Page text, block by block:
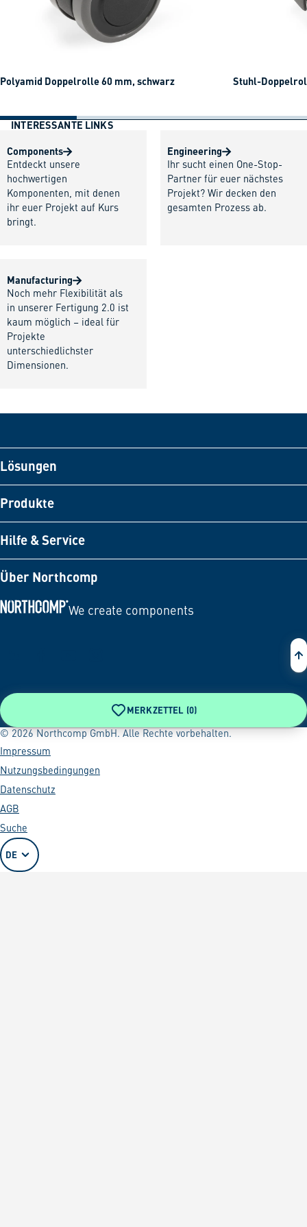
Polyamid Doppelrolle 60 mm, schwarz Stuhl-
INTERESSANTE LINKS
Components
Entdeckt unsere
hochwertigen
Komponenten, mit denen
ihr euer Projekt auf Kurs
bringt.
Engineering
Ihr sucht einen One-Stop-
Partner für euer nächstes
Projekt? Wir decken den
gesamten Prozess ab.
Manufacturing
Noch mehr Flexibilität als
in unserer Fertigung 2.0 ist
kaum möglich – ideal für
Projekte
unterschiedlichster
Dimensionen.
Lösungen
Produkte
Hilfe & Service
Über Northcomp
We create components
MERKZETTEL (0)
© 2026 Northcomp GmbH. Alle Rechte vorbehalten.
Impressum
Nutzungsbedingungen
Datenschutz
AGB
Suche
DE